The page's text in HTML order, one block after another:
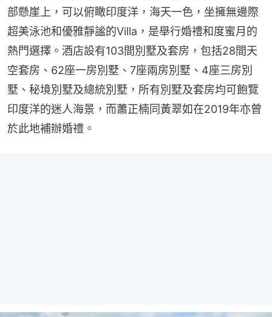
部懸崖上，可以俯瞰印度洋，海天一色，坐擁無邊際
超美泳池和優雅靜謐的Villa，是舉行婚禮和度蜜月的
熱門選擇。酒店設有103間別墅及套房，包括28間天
空套房、62座一房別墅、7座兩房別墅、4座三房別
墅、秘境別墅及總統別墅，所有別墅及套房均可飽覽
印度洋的迷人海景，而蕭正楠同黃翠如在2019年亦曾
於此地補辦婚禮。